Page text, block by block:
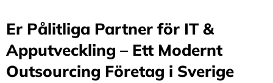
Er Pålitliga Partner för IT &
Apputveckling – Ett Modernt
Outsourcing Företag i Sverige